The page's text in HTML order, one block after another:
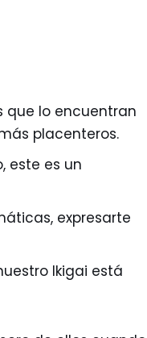
que lo encuentran
placenteros.
este es un
expresarte
Ikigai está